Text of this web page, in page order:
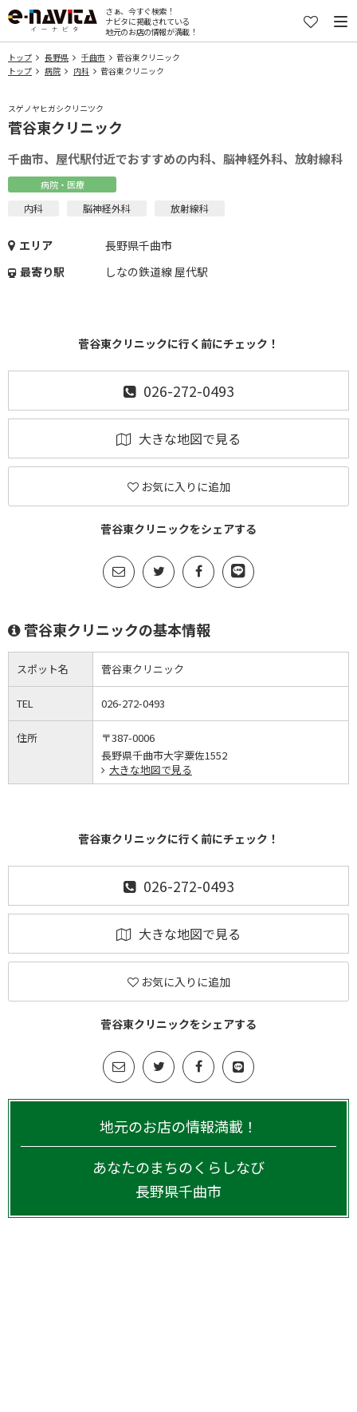
さぁ、今すぐ検索！
ナビタに掲載されている
地元のお店の情報が満載！
トップ 長野県 千曲市
菅谷東クリニック
トップ
病院 内科 菅谷東クリニック
スゲノヤヒガシクリニツク
菅谷東クリニック
千曲市、屋代駅付近でおすすめの内科、脳神経外科、放射線科
病院・医療
内科 脳神経外科 放射線科
エリア
長野県千曲市
最寄り駅
しなの鉄道線 屋代駅
菅谷東クリニックに行く前にチェック！
026-272-0493
大きな地図で見る
お気に入りに追加
菅谷東クリニックをシェアする
菅谷東クリニックの基本情報
スポット名 菅谷東クリニック
TEL 026-272-0493
住所
〒387-0006
長野県千曲市大字粟佐1552
大きな地図で見る
菅谷東クリニックに行く前にチェック！
026-272-0493
大きな地図で見る
お気に入りに追加
菅谷東クリニックをシェアする
地元のお店の情報満載！
あなたのまちのくらしなび
長野県千曲市